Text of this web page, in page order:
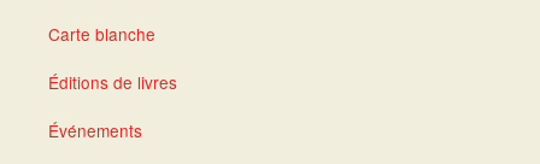
Carte blanche
Éditions de livres
Événements